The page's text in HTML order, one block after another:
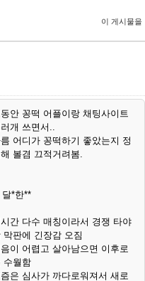
이 게시물을
안 꽁떡 어플이랑 채팅사이트
개 쓰면서..
어디가 꽁떡하기 좋았는지 정
볼겸 끄적거려봄.
달*한**
간 다수 매칭이라서 경쟁 타야
막판에 긴장감 오짐
이 어렵고 살아남으면 이후로
수월함
은 심사가 까다로워져서 새로